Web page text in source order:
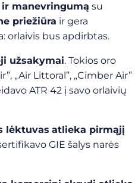
manevringumą su
priežiūra ir gera
orlaivis bus apdirbtas.
užsakymai. Tokios oro
„Air Littoral”, „Cimber Air”
ATR 42 į savo orlaivių
lėktuvas atlieka pirmąjį
GIE šalys narės